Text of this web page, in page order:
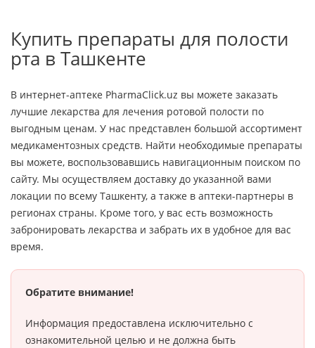
Купить препараты для полости
рта в Ташкенте
В интернет-аптеке PharmaClick.uz вы можете заказать
лучшие лекарства для лечения ротовой полости по
выгодным ценам. У нас представлен большой ассортимент
медикаментозных средств. Найти необходимые препараты
вы можете, воспользовавшись навигационным поиском по
сайту. Мы осуществляем доставку до указанной вами
локации по всему Ташкенту, а также в аптеки-партнеры в
регионах страны. Кроме того, у вас есть возможность
забронировать лекарства и забрать их в удобное для вас
время.
Обратите внимание!
Информация предоставлена исключительно с
ознакомительной целью и не должна быть